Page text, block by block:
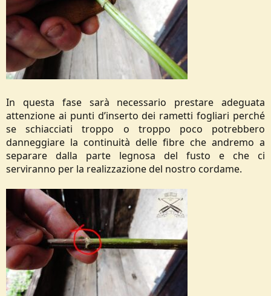
In questa fase sarà necessario prestare adeguata
attenzione ai punti d’inserto dei rametti fogliari perché
se schiacciati troppo o troppo poco potrebbero
danneggiare la continuità delle fibre che andremo a
separare dalla parte legnosa del fusto e che ci
serviranno per la realizzazione del nostro cordame.